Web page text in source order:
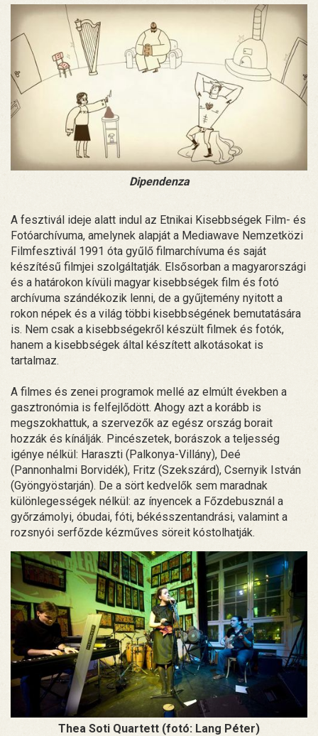
Dipendenza
A fesztivál ideje alatt indul az Etnikai Kisebbségek Film- és
Fotóarchívuma, amelynek alapját a Mediawave Nemzetközi
Filmfesztivál 1991 óta gyűlő filmarchívuma és saját
készítésű filmjei szolgáltatják. Elsősorban a magyarországi
és a határokon kívüli magyar kisebbségek film és fotó
archívuma szándékozik lenni, de a gyűjtemény nyitott a
rokon népek és a világ többi kisebbségének bemutatására
is. Nem csak a kisebbségekről készült filmek és fotók,
hanem a kisebbségek által készített alkotásokat is
tartalmaz.
A filmes és zenei programok mellé az elmúlt években a
gasztronómia is felfejlődött. Ahogy azt a korább is
megszokhattuk, a szervezők az egész ország borait
hozzák és kínálják. Pincészetek, borászok a teljesség
igénye nélkül: Haraszti (Palkonya-Villány), Deé
(Pannonhalmi Borvidék), Fritz (Szekszárd), Csernyik István
(Gyöngyöstarján). De a sört kedvelők sem maradnak
különlegességek nélkül: az ínyencek a Főzdebusznál a
győrzámolyi, óbudai, fóti, békésszentandrási, valamint a
rozsnyói serfőzde kézműves söreit kóstolhatják.
Thea Soti Quartett (fotó: Lang Péter)